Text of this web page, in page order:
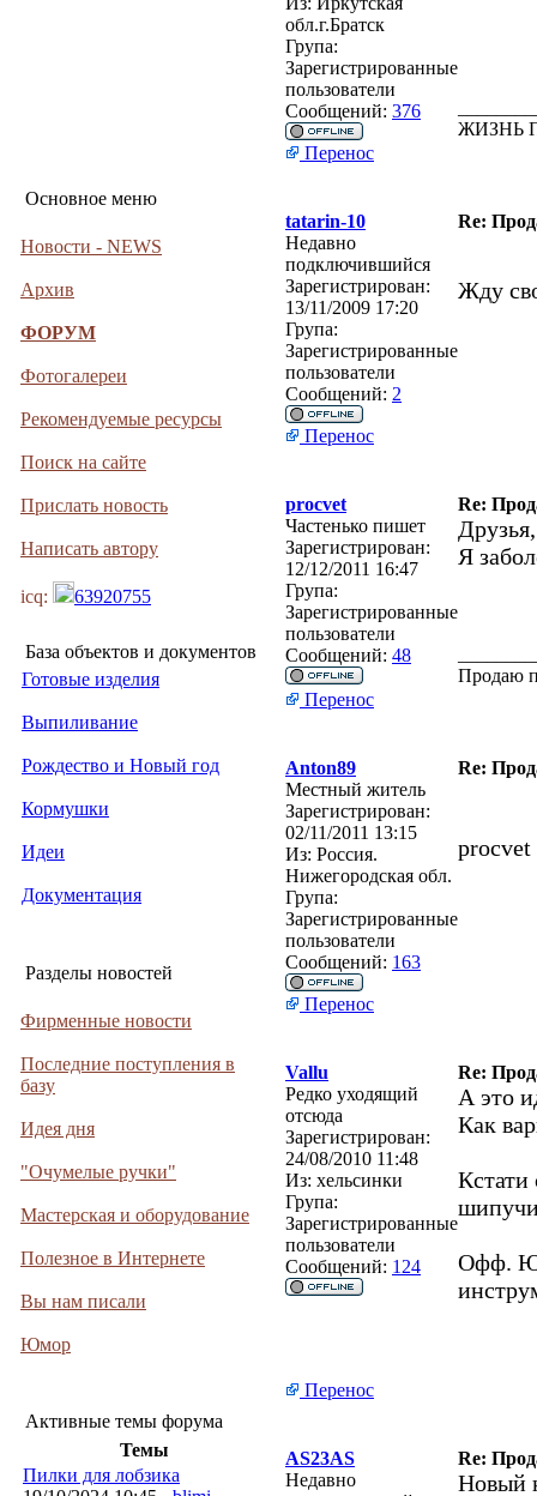
Основное меню
Новости - NEWS
Архив
ФОРУМ
Фотогалереи
Рекомендуемые ресурсы
Поиск на сайте
Прислать новость
Написать автору
icq: 63920755
База объектов и документов
Готовые изделия
Выпиливание
Рождество и Новый год
Кормушки
Идеи
Документация
Разделы новостей
Фирменные новости
Последние поступления в
базу
Идея дня
"Очумелые ручки"
Мастерская и оборудование
Полезное в Интернете
Вы нам писали
Юмор
Активные темы форума
Темы
Пилки для лобзика
обл.г.Братск
Група:
Зарегистрированные
пользователи
Сообщений: 376
ЖИЗНЬ
Перенос
tatarin-10
Re:
Недавно
подключившийся
Зарегистрирован:
13/11/2009 17:20
Група:
Зарегистрированные
пользователи
Сообщений: 2
Жду
Перенос
procvet
Re:
Частенько пишет
Зарегистрирован:
12/12/2011 16:47
Група:
Зарегистрированные
пользователи
Сообщений: 48
Я
Продаю
Перенос
Anton89
Re:
Местный житель
Зарегистрирован:
02/11/2011 13:15
Из: Россия.
Нижегородская обл.
Група:
Зарегистрированные
пользователи
Сообщений: 163
procvet
Перенос
Vallu
Re:
Редко уходящий
отсюда
Зарегистрирован:
24/08/2010 11:48
Из: хельсинки
Група:
Зарегистрированные
пользователи
Сообщений: 124
А это
Как
Кстати
Офф.
Перенос
AS23AS
Re:
Недавно
Новый